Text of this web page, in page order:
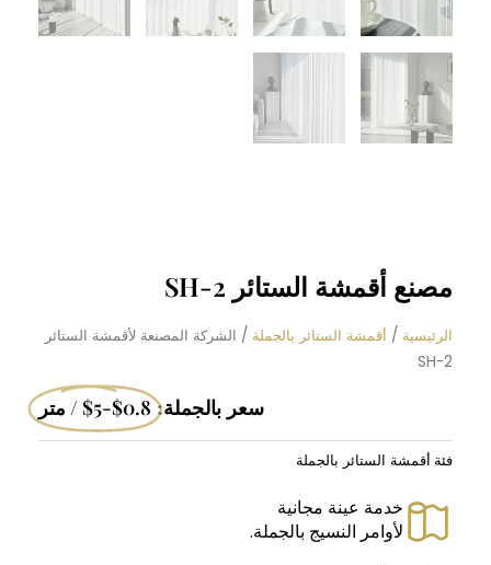
مصنع أقمشة الستائر SH-2
الرئيسية / أقمشة الستائر بالجملة / الشركة المصنعة لأقمشة الستائر
SH-2
سعر بالجملة: $0.8-$5 / متر
فئة أقمشة الستائر بالجملة
خدمة عينة مجانية
لأوامر النسيج بالجملة.